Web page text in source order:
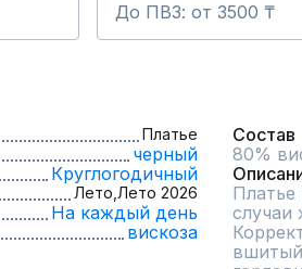
До ПВЗ: от 3500 ₸
Платье
черный
Круглогодичный
Лето, Лето 2026
На каждый день
вискоза
Состав
80%
Платье
случаи
вшитый